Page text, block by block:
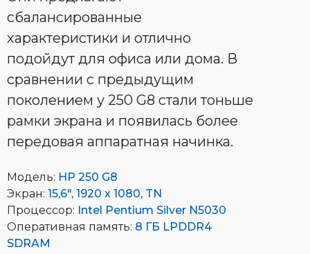
сбалансированные
характеристики и отлично
подойдут для офиса или дома. В
сравнении с предыдущим
поколением у 250 G8 стали тоньше
рамки экрана и появилась более
передовая аппаратная начинка.
Модель: HP 250 G8
Экран: 15,6", 1920 x 1080, TN
Процессор: Intel Pentium Silver N5030
Оперативная память: 8 ГБ LPDDR4
SDRAM